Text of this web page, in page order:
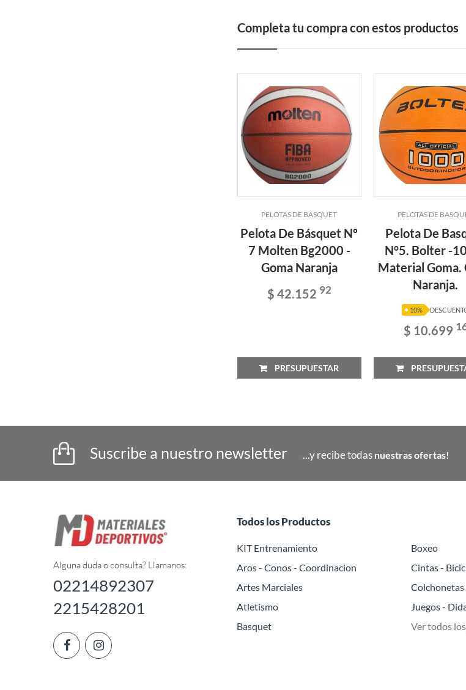
Completa tu compra con estos productos
PELOTAS DE BASQUET
Pelota De Básquet Nº
7 Molten Bg2000 -
Goma Naranja
$ 42.152 92
PRESUPUESTAR
PELOTAS DE
Pelota De
N°5. Bolter -
Material Goma.
Naranja.
10%
$ 10.699
Suscribe a nuestro newsletter ...y recibe todas nuestras ofertas!
Alguna duda o consulta? Llamanos:
02214892307
2215428201
Todos los Productos
KIT Entrenamiento
Aros - Conos - Coordinacion
Artes Marciales
Atletismo
Basquet
Boxeo
Cintas -
Juegos -
Ver todos